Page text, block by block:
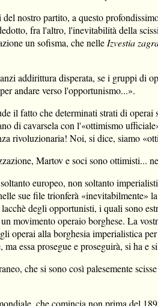
nostro partito, a questo
fra l'altro, l'inevitabilità della
un sofisma, che nelle Izvestia
addirittura disperata, se i gruppi
andare verso l'opportunismo...».
il fatto che determinati strati di
di cavarsela con l'«ottimismo
rivoluzionaria! Noi, si dice, siamo
Martov e soci sono ottimisti...
europeo, non soltanto
sue file trionferà
degli opportunisti, i quali sono
movimento operaio borghese. La
operai alla borghesia imperialistica
essa prosegue e proseguirà, si ha
che si sono così palesemente
che comincia non prima del